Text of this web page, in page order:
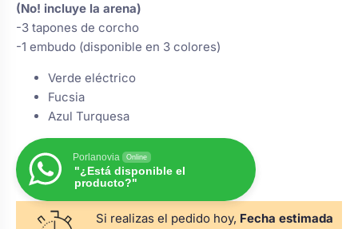
para arras
alianzas
porta alianzas
de boda
Perchas de comunión
personalizadas
Rasca y Gana para Comunión:
Sorpresas y Diversión
Detalles de comunión para invitados
Ver todo
Bolsos personalizados
Neceseres personalizados
Otros regalos
Ver todo
(No! incluye la arena)
-3 tapones de corcho
-1 embudo (disponible en 3 colores)
Verde eléctrico
Fucsia
Azul Turquesa
Porlanovia Online
"¿Está disponible el
producto?"
Si realizas el pedido hoy, Fecha estimada